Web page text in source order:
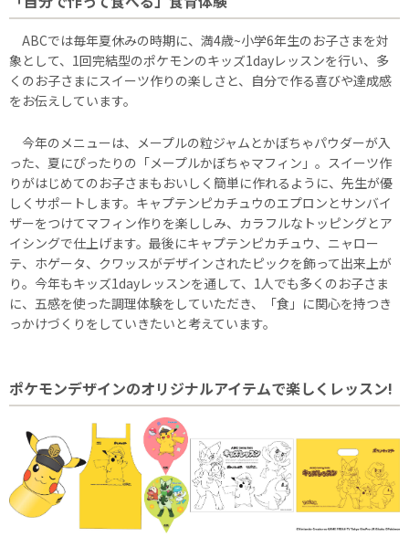
ABCでは毎年夏休みの時期に、満4歳~小学6年生のお子さまを対
象として、1回完結型のポケモンのキッズ1dayレッスンを行い、多
くのお子さまにスイーツ作りの楽しさと、自分で作る喜びや達成感
をお伝えしています。
今年のメニューは、メープルの粒ジャムとかぼちゃパウダーが入
った、夏にぴったりの「メープルかぼちゃマフィン」。スイーツ作
りがはじめてのお子さまもおいしく簡単に作れるように、先生が優
しくサポートします。キャプテンピカチュウのエプロンとサンバイ
ザーをつけてマフィン作りを楽ししみ、カラフルなトッピングとア
イシングで仕上げます。最後にキャプテンピカチュウ、ニャロー
テ、ホゲータ、クワッスがデザインされたピックを飾って出来上が
り。今年もキッズ1dayレッスンを通して、1人でも多くのお子さま
に、五感を使った調理体験をしていただき、「食」に関心を持つき
っかけづくりをしていきたいと考えています。
ポケモンデザインのオリジナルアイテムで楽しくレッスン!